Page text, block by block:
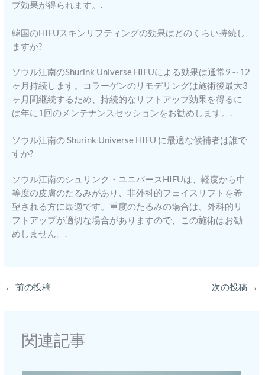
プ効果が得られます。.
韓国のHIFUスキンリフティングの効果はどのくらい持続し
ますか?
ソウル江南のShurink Universe HIFUによる効果は通常9～12
ヶ月持続します。コラーゲンのリモデリングは施術後最大3
ヶ月間継続するため、持続的なリフトアップ効果を得るに
は年に1回のメンテナンスセッションをお勧めします。.
ソウル江南の Shurink Universe HIFU に最適な候補者は誰で
すか?
ソウル江南のシュリンク・ユニバースHIFUは、軽度から中
等度の皮膚のたるみがあり、非外科的フェイスリフトを希
望される方に最適です。重度のたるみの場合は、外科的リ
フトアップが適切な場合がありますので、この施術はお勧
めしません。.
← 前の投稿 次の投稿 →
関連記事